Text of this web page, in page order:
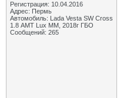
Регистрация: 10.04.2016
Адрес: Пермь
Автомобиль: Lada Vesta SW Cross
1.8 АМТ Lux MM, 2018г ГБО
Сообщений: 265